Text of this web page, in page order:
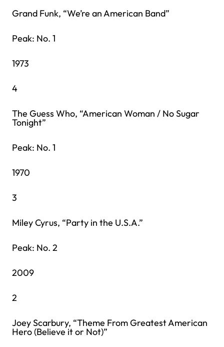
Grand Funk, “We’re an American Band”
Peak: No. 1
1973
4
The Guess Who, “American Woman / No Sugar
Tonight”
Peak: No. 1
1970
3
Miley Cyrus, “Party in the U.S.A.”
Peak: No. 2
2009
2
Joey Scarbury, “Theme From Greatest American
Hero (Believe it or Not)”